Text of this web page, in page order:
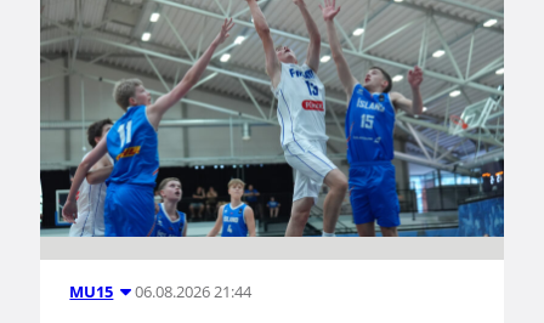
MU15 06.08.2026 21:44